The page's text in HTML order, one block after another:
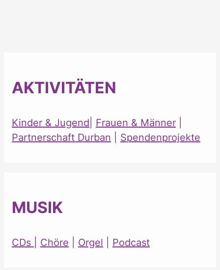
AKTIVITÄTEN
Kinder & Jugend Frauen & Männer
Partnerschaft Durban
Spendenprojekte
MUSIK
CDs Chöre Orgel Podcast